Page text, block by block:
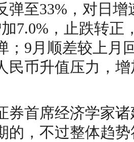
弹至33%，对日增
7.0%，止跌转正
；9月顺差较上月
民币升值压力，
首席经济学家诸
的，不过整体趋